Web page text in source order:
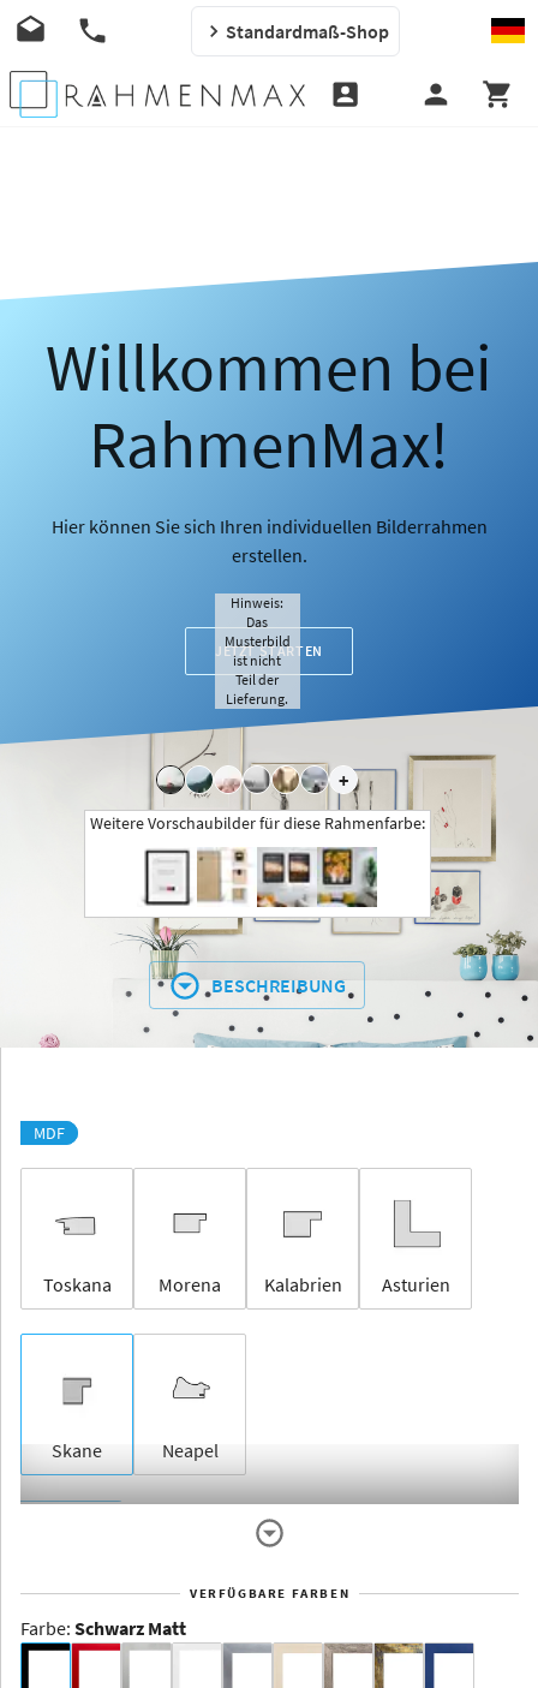
Standardmaß-Shop
Willkommen bei
RahmenMax!
Hier können Sie sich Ihren individuellen Bilderrahmen
erstellen.
JETZT STARTEN
+
Hinweis:
Das
Musterbild
ist nicht
Teil der
Lieferung.
Weitere Vorschaubilder für diese Rahmenfarbe:
BESCHREIBUNG
MDF
Toskana Morena Kalabrien Asturien
Skane Neapel
VERFÜGBARE FARBEN
Farbe: Schwarz Matt